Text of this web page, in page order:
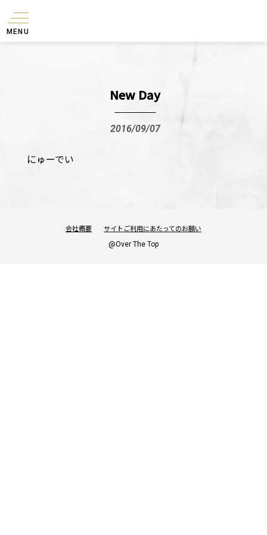
MENU
New Day
2016/09/07
にゅーでい
会社概要 サイトご利用にあたってのお願い
@Over The Top